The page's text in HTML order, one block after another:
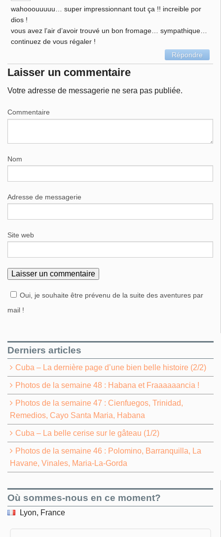
wahooouuuuu… super impressionnant tout ça !! increible por
dios !
vous avez l’air d’avoir trouvé un bon fromage… sympathique…
continuez de vous régaler !
Répondre
Laisser un commentaire
Votre adresse de messagerie ne sera pas publiée.
Commentaire
Nom
Adresse de messagerie
Site web
Oui, je souhaite être prévenu de la suite des aventures par
mail !
Derniers articles
Cuba – La dernière page d’une bien belle histoire (2/2)
Photos de la semaine 48 : Habana et Fraaaaaancia !
Photos de la semaine 47 : Cienfuegos, Trinidad,
Remedios, Cayo Santa Maria, Habana
Cuba – La belle cerise sur le gâteau (1/2)
Photos de la semaine 46 : Polomino, Barranquilla, La
Havane, Vinales, Maria-La-Gorda
Où sommes-nous en ce moment?
Lyon, France